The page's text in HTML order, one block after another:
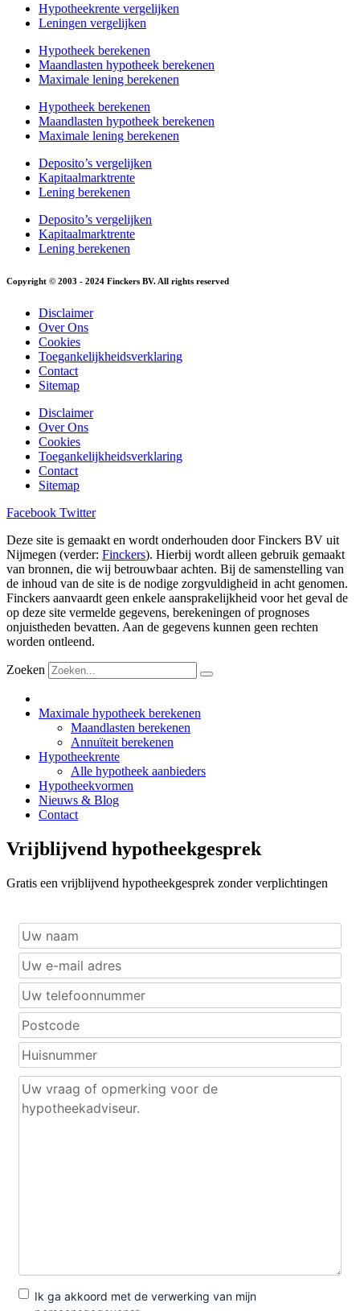
Hypotheekrente vergelijken
Leningen vergelijken
Hypotheek berekenen
Maandlasten hypotheek berekenen
Maximale lening berekenen
Hypotheek berekenen
Maandlasten hypotheek berekenen
Maximale lening berekenen
Deposito’s vergelijken
Kapitaalmarktrente
Lening berekenen
Deposito’s vergelijken
Kapitaalmarktrente
Lening berekenen
Copyright © 2003 - 2024 Finckers BV. All rights reserved
Disclaimer
Over Ons
Cookies
Toegankelijkheidsverklaring
Contact
Sitemap
Disclaimer
Over Ons
Cookies
Toegankelijkheidsverklaring
Contact
Sitemap
Facebook Twitter
Deze site is gemaakt en wordt onderhouden door Finckers BV uit
Nijmegen (verder: Finckers). Hierbij wordt alleen gebruik gemaakt
van bronnen, die wij betrouwbaar achten. Bij de samenstelling van
de inhoud van de site is de nodige zorgvuldigheid in acht genomen.
Finckers aanvaardt geen enkele aansprakelijkheid voor het geval de
op deze site vermelde gegevens, berekeningen of prognoses
onjuistheden bevatten. Aan de gegevens kunnen geen rechten
worden ontleend.
Zoeken
Maximale hypotheek berekenen
Maandlasten berekenen
Annuïteit berekenen
Hypotheekrente
Alle hypotheek aanbieders
Hypotheekvormen
Nieuws & Blog
Contact
Vrijblijvend hypotheekgesprek
Gratis een vrijblijvend hypotheekgesprek zonder verplichtingen